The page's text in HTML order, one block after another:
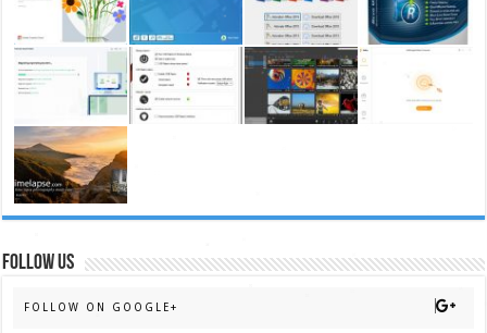
FOLLOW US
FOLLOW ON GOOGLE+